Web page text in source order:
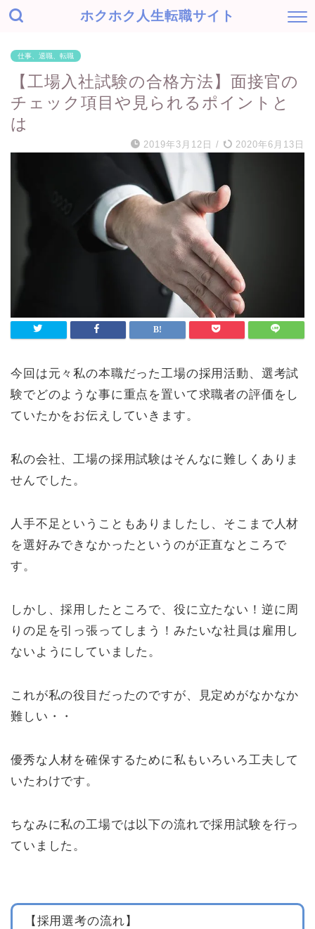
ホクホク人生転職サイト
仕事、退職、転職
【工場入社試験の合格方法】面接官の
チェック項目や見られるポイントと
は
2019年3月12日 / 2020年6月13日
今回は元々私の本職だった工場の採用活動、選考試
験でどのような事に重点を置いて求職者の評価をし
ていたかをお伝えしていきます。
私の会社、工場の採用試験はそんなに難しくありま
せんでした。
人手不足ということもありましたし、そこまで人材
を選好みできなかったというのが正直なところで
す。
しかし、採用したところで、役に立たない！逆に周
りの足を引っ張ってしまう！みたいな社員は雇用し
ないようにしていました。
これが私の役目だったのですが、見定めがなかなか
難しい・・
優秀な人材を確保するために私もいろいろ工夫して
いたわけです。
ちなみに私の工場では以下の流れで採用試験を行っ
ていました。
【採用選考の流れ】